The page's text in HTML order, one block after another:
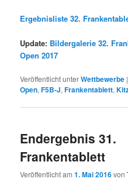
Ergebnisliste 32.
Update: Bildergalerie 32.
Open 2017
Veröffentlicht unterWettbewerbe
Open,F5B-J,Frankentablett,
Endergebnis 31.
Frankentablett
Veröffentlicht am1. Mai 2016von